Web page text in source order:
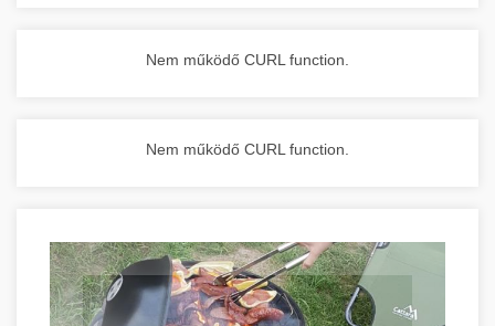
Nem működő CURL function.
Nem működő CURL function.